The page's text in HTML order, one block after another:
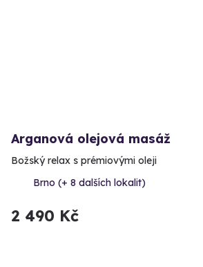
Arganová olejová masáž
Božský relax s prémiovými oleji
Brno (+ 8 dalších lokalit)
2 490 Kč